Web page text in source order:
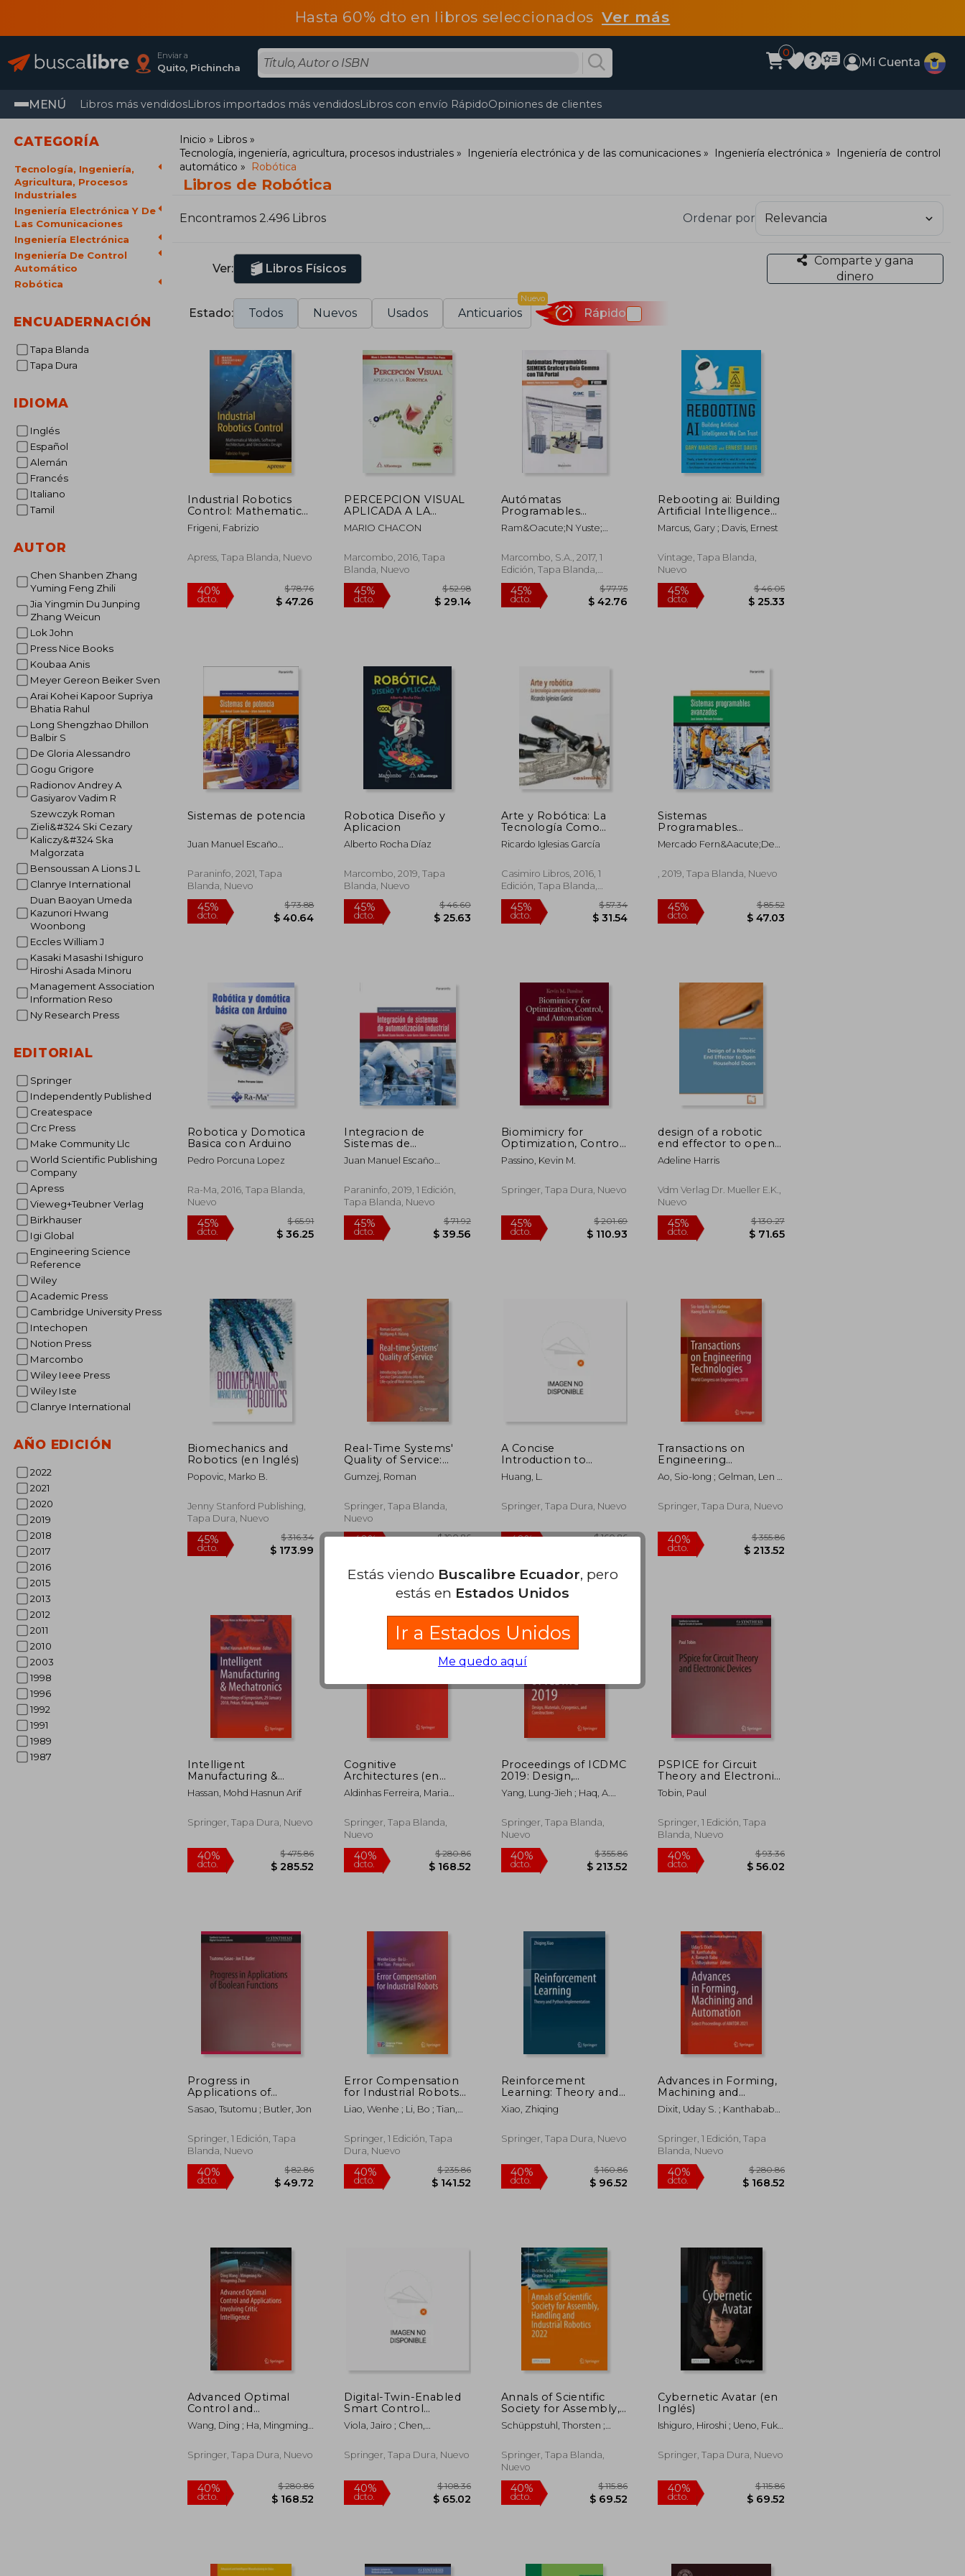
Hasta 60% dto en libros seleccionadosVer más
Enviar a
Quito, Pichincha
0
Mi Cuenta
MENÚ Libros más vendidosLibros importados más vendidosLibros con envío RápidoOpiniones de clientes
CATEGORÍA
Tecnología, Ingeniería,
Agricultura, Procesos
Industriales
Ingeniería Electrónica Y De
Las Comunicaciones
Ingeniería Electrónica
Ingeniería De Control
Automático
Robótica
ENCUADERNACIÓN
Tapa Blanda
Tapa Dura
IDIOMA
Inglés
Español
Alemán
Francés
Italiano
Tamil
AUTOR
Chen Shanben Zhang
Yuming Feng Zhili
Jia Yingmin Du Junping
Zhang Weicun
Lok John
Press Nice Books
Koubaa Anis
Meyer Gereon Beiker Sven
Arai Kohei Kapoor Supriya
Bhatia Rahul
Long Shengzhao Dhillon
Balbir S
De Gloria Alessandro
Gogu Grigore
Radionov Andrey A
Gasiyarov Vadim R
Szewczyk Roman
Zieli&#324 Ski Cezary
Kaliczy&#324 Ska
Malgorzata
Bensoussan A Lions J L
Clanrye International
Duan Baoyan Umeda
Kazunori Hwang
Woonbong
Eccles William J
Kasaki Masashi Ishiguro
Hiroshi Asada Minoru
Management Association
Information Reso
Ny Research Press
EDITORIAL
Springer
Independently Published
Createspace
Crc Press
Make Community Llc
World Scientific Publishing
Company
Apress
Vieweg+Teubner Verlag
Birkhauser
Igi Global
Engineering Science
Reference
Wiley
Academic Press
Cambridge University Press
Intechopen
Notion Press
Marcombo
Wiley Ieee Press
Wiley Iste
Clanrye International
AÑO EDICIÓN
2022
2021
2020
2019
2018
2017
2016
2015
2013
2012
2011
2010
2003
1998
1996
1992
1991
1989
1987
Inicio
Libros
Tecnología, ingeniería, agricultura, procesos industriales
Ingeniería electrónica y de las comunicaciones Ingeniería electrónica
Ingeniería de control
automático
Robótica
Libros de Robótica
Encontramos 2.496 Libros Ordenar por
Ver: Libros Físicos
Comparte y gana
dinero
Estado: Todos Nuevos Usados Anticuarios
Nuevo
Rápido
Industrial Robotics
Control: Mathematical
Models, Software
Architecture, and
Inglés)
Frigeni, Fabrizio
Apress, Tapa Blanda, Nuevo
dcto.
PERCEPCION VISUAL
APLICADA A LA
ROBOTICA
MARIO CHACON
Marcombo, 2016, Tapa
Blanda, Nuevo
dcto.
Autómatas
Programables
Siemens Grafcet y
Guía Gemma con tia
Ram&Oacute;N Yuste;
Marcombo, S.A., 2017, 1
Edición, Tapa Blanda,
Nuevo
Rebooting ai: Building
Artificial Intelligence
we can Trust (en
Inglés)
Marcus, Gary ; Davis, Ernest
Vintage, Tapa Blanda,
Nuevo
Sistemas de potencia
Juan Manuel Escaño
Ortíz
Paraninfo, 2021, Tapa
Blanda, Nuevo
45%
dcto.
Robotica Diseño y
Aplicacion
Alberto Rocha Díaz
Marcombo, 2019, Tapa
Blanda, Nuevo
45%
dcto.
Arte y Robótica: La
Tecnología Como
Experimentación
Estética
Ricardo Iglesias García
Casimiro Libros, 2016, 1
Edición, Tapa Blanda,
Nuevo
45%
dcto.
Sistemas
Programables
Avanzados
Mercado Fern&Aacute;Dez,
, 2019, Tapa Blanda, Nuevo
45%
dcto.
Robotica y Domotica
Basica con Arduino
Pedro Porcuna Lopez
Ra-Ma, 2016, Tapa Blanda,
Nuevo
45%
dcto.
Integracion de
Sistemas de
Automatizacion
Industrial
Juan Manuel Escaño
Caballero,Antonio Nuevo
Garcia
Paraninfo, 2019, 1 Edición,
Tapa Blanda, Nuevo
45%
dcto.
Biomimicry for
Optimization, Control
and Automation (en
Inglés)
Passino, Kevin M.
Springer, Tapa Dura, Nuevo
45%
dcto.
$ 201.69
$ 110.93
design of a robotic
end effector to open
household doors
Adeline Harris
Vdm Verlag Dr. Mueller E.k.,
Nuevo
45%
dcto.
Biomechanics and
Robotics (en Inglés)
Popovic, Marko B.
Jenny Stanford Publishing,
Tapa Dura, Nuevo
Real-Time Systems'
Quality of Service:
Introducing Quality of
Service Considerations
Real-Time Systems
(en Inglés)
Gumzej, Roman
Springer, Tapa Blanda,
Nuevo
A Concise
Introduction to
Mechanics of Rigid
Bodies:
Engineering (en
Huang, L.
Springer, Tapa Dura, Nuevo
40%
Transactions on
Engineering
Technologies: World
Congress on
Inglés)
Ao, Sio-Iong ; Gelman, Len ;
Springer, Tapa Dura, Nuevo
Intelligent
Manufacturing &
Mechatronics:
Proceedings of
January 2018, Pekan,
Hassan, Mohd Hasnun Arif
Springer, Tapa Dura, Nuevo
$ 285.52
Cognitive
Architectures (en
Inglés)
Aldinhas Ferreira, Maria
; Ventura, Rodrigo
Springer, Tapa Blanda,
Nuevo
$ 168.52
Proceedings of ICDMC
2019: Design,
Materials, Cryogenics,
and Constructions (en
Yang, Lung-Jieh ; Haq, A.
Springer, Tapa Blanda,
Nuevo
$ 355.86
$ 213.52
PSPICE for Circuit
Theory and Electronic
Devices (en Inglés)
Tobin, Paul
Springer, 1 Edición, Tapa
Blanda, Nuevo
Progress in
Applications of
Boolean Functions (en
Inglés)
Sasao, Tsutomu ; Butler, Jon
Springer, 1 Edición, Tapa
Blanda, Nuevo
40%
dcto.
$ 82.86
$ 49.72
Error Compensation
for Industrial Robots
(en Inglés)
Liao, Wenhe ; Li, Bo ; Tian,
Springer, 1 Edición, Tapa
Dura, Nuevo
40%
dcto.
$ 235.86
$ 141.52
Reinforcement
Learning: Theory and
Python
Implementation (en
Xiao, Zhiqing
Springer, Tapa Dura, Nuevo
40%
dcto.
$ 160.86
$ 96.52
Advances in Forming,
Machining and
Automation: Select
Proceedings of Aimtdr
Dixit, Uday S. ; Kanthababu,
Springer, 1 Edición, Tapa
Blanda, Nuevo
dcto.
Advanced Optimal
Control and
Applications Involving
Critic Intelligence (en
Wang, Ding ; Ha, Mingming ;
Springer, Tapa Dura, Nuevo
Digital-Twin-Enabled
Smart Control
Engineering: A
Framework and Case
Viola, Jairo ; Chen,
Springer, Tapa Dura, Nuevo
Annals of Scientific
Society for Assembly,
Handling and
Industrial Robotics
Schüppstuhl, Thorsten ;
Jürgen
Springer, Tapa Blanda,
Nuevo
Cybernetic Avatar (en
Inglés)
Ishiguro, Hiroshi ; Ueno, Fuki ;
Springer, Tapa Dura, Nuevo
Estás viendo Buscalibre Ecuador, pero
estás en Estados Unidos
Ir a Estados Unidos
Me quedo aquí